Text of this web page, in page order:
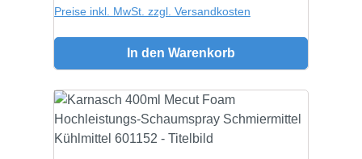
Preise inkl. MwSt. zzgl. Versandkosten
In den Warenkorb